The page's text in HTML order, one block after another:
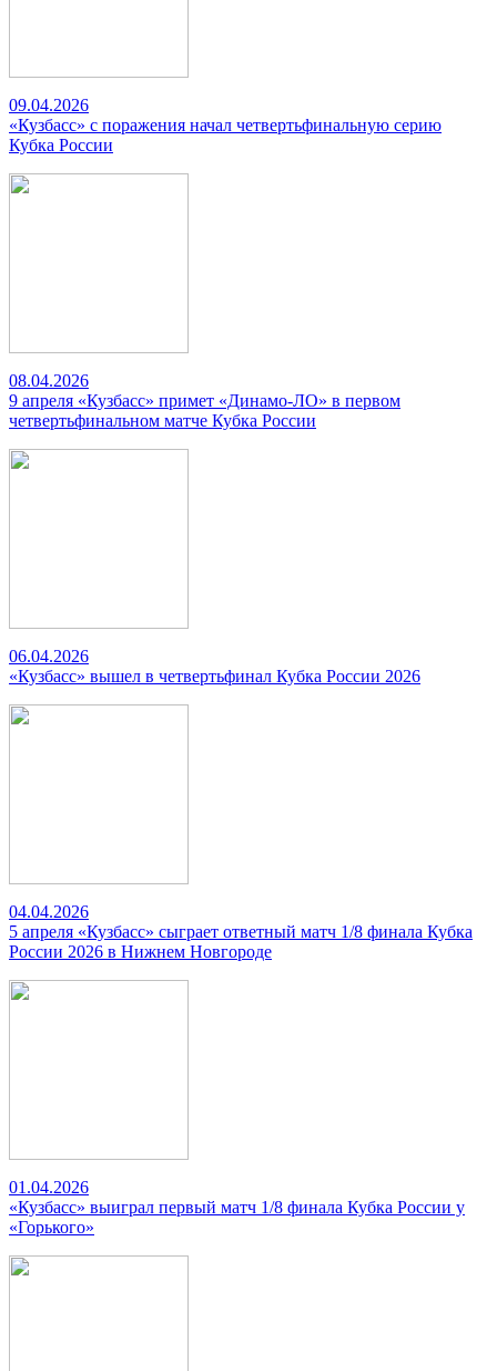
09.04.2026
«Кузбасс» с поражения начал четвертьфинальную серию
Кубка России
08.04.2026
9 апреля «Кузбасс» примет «Динамо-ЛО» в первом
четвертьфинальном матче Кубка России
06.04.2026
«Кузбасс» вышел в четвертьфинал Кубка России 2026
04.04.2026
5 апреля «Кузбасс» сыграет ответный матч 1/8 финала Кубка
России 2026 в Нижнем Новгороде
01.04.2026
«Кузбасс» выиграл первый матч 1/8 финала Кубка России у
«Горького»